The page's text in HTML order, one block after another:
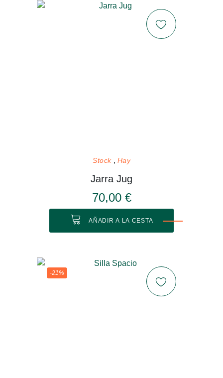
Stock Hay
Jarra Jug
70,00 €
AÑADIR A LA CESTA
-21%